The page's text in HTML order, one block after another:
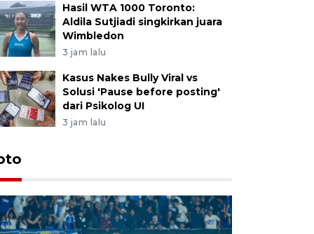
Hasil WTA 1000 Toronto:
Aldila Sutjiadi singkirkan juara
Wimbledon
3 jam lalu
Kasus Nakes Bully Viral vs
Solusi 'Pause before posting'
dari Psikolog UI
3 jam lalu